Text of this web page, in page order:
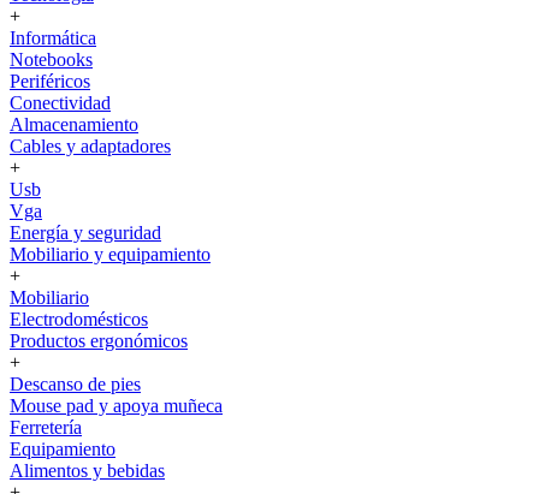
+
Informática
Notebooks
Periféricos
Conectividad
Almacenamiento
Cables y adaptadores
+
Usb
Vga
Energía y seguridad
Mobiliario y equipamiento
+
Mobiliario
Electrodomésticos
Productos ergonómicos
+
Descanso de pies
Mouse pad y apoya muñeca
Ferretería
Equipamiento
Alimentos y bebidas